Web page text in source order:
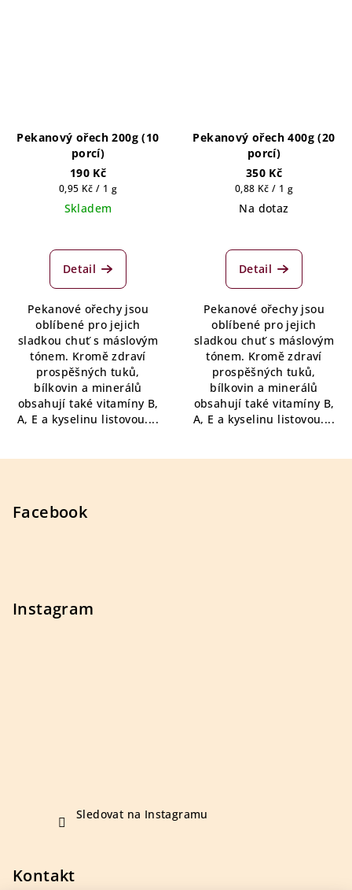
Pekanový ořech 200g (10
porcí)
190 Kč
Měrná
cena:
0,95 Kč / 1 g
Skladem
Detail
Pekanové ořechy jsou
oblíbené pro jejich
sladkou chuť s máslovým
tónem. Kromě zdraví
prospěšných tuků,
bílkovin a minerálů
obsahují také vitamíny B,
A, E a kyselinu listovou....
Pekanový ořech 400g (20
porcí)
350 Kč
Měrná
cena:
0,88 Kč / 1 g
Na dotaz
hodnocení
produktu
z
5
hvězdiček.
Detail
Pekanové ořechy jsou
oblíbené pro jejich
sladkou chuť s máslovým
tónem. Kromě zdraví
prospěšných tuků,
bílkovin a minerálů
obsahují také vitamíny B,
A, E a kyselinu listovou....
Facebook
Instagram
Sledovat na Instagramu
Kontakt